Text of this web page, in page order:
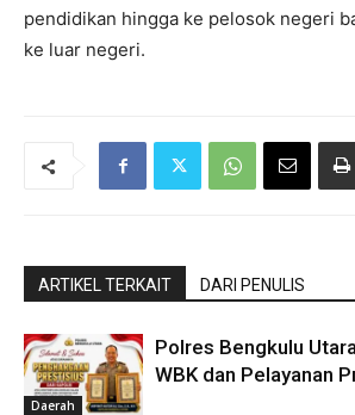
pendidikan hingga ke pelosok negeri
ke luar negeri.
ARTIKEL TERKAIT DARI PENULIS
Daerah
Polres Bengkulu
WBK dan Pelayanan